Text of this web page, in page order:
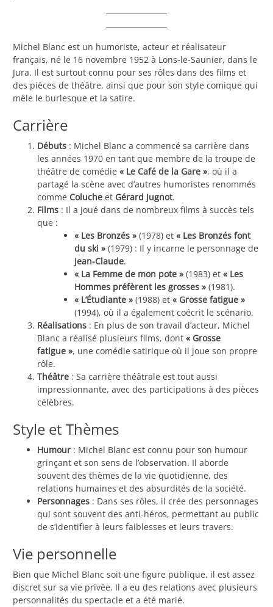
Michel Blanc est un humoriste, acteur et réalisateur
français, né le 16 novembre 1952 à Lons-le-Saunier, dans le
Jura. Il est surtout connu pour ses rôles dans des films et
des pièces de théâtre, ainsi que pour son style comique qui
mêle le burlesque et la satire.
Carrière
Débuts : Michel Blanc a commencé sa carrière dans
les années 1970 en tant que membre de la troupe de
théâtre de comédie « Le Café de la Gare », où il a
partagé la scène avec d’autres humoristes renommés
comme Coluche et Gérard Jugnot.
Films : Il a joué dans de nombreux films à succès tels
que :
« Les Bronzés » (1978) et « Les Bronzés font
du ski » (1979) : Il y incarne le personnage de
Jean-Claude.
« La Femme de mon pote » (1983) et « Les
Hommes préfèrent les grosses » (1981).
« L’Étudiante » (1988) et « Grosse fatigue »
(1994), où il a également coécrit le scénario.
Réalisations : En plus de son travail d’acteur, Michel
Blanc a réalisé plusieurs films, dont « Grosse
fatigue », une comédie satirique où il joue son propre
rôle.
Théâtre : Sa carrière théâtrale est tout aussi
impressionnante, avec des participations à des pièces
célèbres.
Style et Thèmes
Humour : Michel Blanc est connu pour son humour
grinçant et son sens de l’observation. Il aborde
souvent des thèmes de la vie quotidienne, des
relations humaines et des absurdités de la société.
Personnages : Dans ses rôles, il crée des personnages
qui sont souvent des anti-héros, permettant au public
de s’identifier à leurs faiblesses et leurs travers.
Vie personnelle
Bien que Michel Blanc soit une figure publique, il est assez
discret sur sa vie privée. Il a eu des relations avec plusieurs
personnalités du spectacle et a été marié.